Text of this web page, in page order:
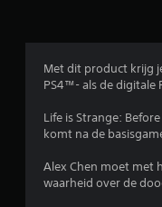
Met dit product krijg
PS4™- als de digitale
Life is Strange:
komt na de
Alex Chen moet met
waarheid over de